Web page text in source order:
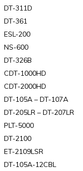
DT-311D
DT-361
ESL-200
NS-600
DT-326B
CDT-1000HD
CDT-2000HD
DT-105A – DT-107A
DT-205LR – DT-207LR
PLT-5000
DT-2100
ET-2109LSR
DT-105A-12CBL